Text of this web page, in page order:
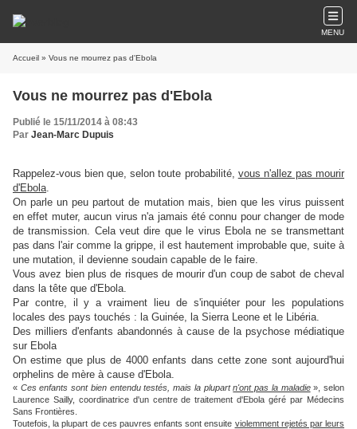
MENU
Accueil » Vous ne mourrez pas d'Ebola
Vous ne mourrez pas d'Ebola
Publié le 15/11/2014 à 08:43
Par Jean-Marc Dupuis
Rappelez-vous bien que, selon toute probabilité, vous n'allez pas mourir
d'Ebola.
On parle un peu partout de mutation mais, bien que les virus puissent
en effet muter, aucun virus n'a jamais été connu pour changer de mode
de transmission. Cela veut dire que le virus Ebola ne se transmettant
pas dans l'air comme la grippe, il est hautement improbable que, suite à
une mutation, il devienne soudain capable de le faire.
Vous avez bien plus de risques de mourir d'un coup de sabot de cheval
dans la tête que d'Ebola.
Par contre, il y a vraiment lieu de s'inquiéter pour les populations
locales des pays touchés : la Guinée, la Sierra Leone et le Libéria.
Des milliers d'enfants abandonnés à cause de la psychose médiatique
sur Ebola
On estime que plus de 4000 enfants dans cette zone sont aujourd'hui
orphelins de mère à cause d'Ebola.
« Ces enfants sont bien entendu testés, mais la plupart n'ont pas la maladie », selon
Laurence Sailly, coordinatrice d'un centre de traitement d'Ebola géré par Médecins
Sans Frontières.
Toutefois, la plupart de ces pauvres enfants sont ensuite violemment rejetés par leurs